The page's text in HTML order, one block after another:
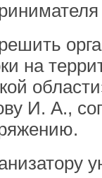
на
И. А.,